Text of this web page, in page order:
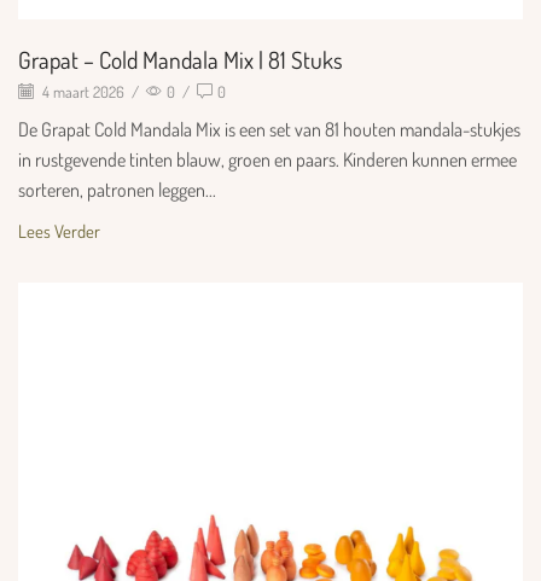
Grapat – Cold Mandala Mix | 81 Stuks
4 maart 2026 / 0 / 0
De Grapat Cold Mandala Mix is een set van 81 houten mandala-stukjes
in rustgevende tinten blauw, groen en paars. Kinderen kunnen ermee
sorteren, patronen leggen...
Lees Verder